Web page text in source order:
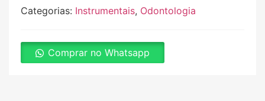
Categorias: Instrumentais, Odontologia
Comprar no Whatsapp